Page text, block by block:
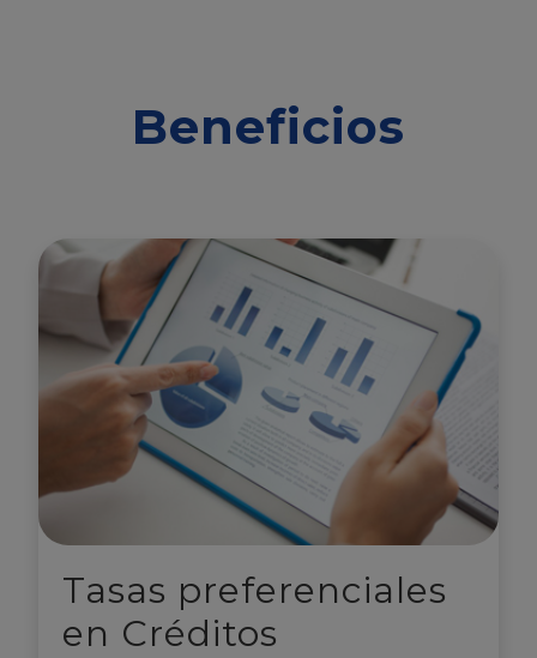
Beneficios
Tasas preferenciales
en Créditos